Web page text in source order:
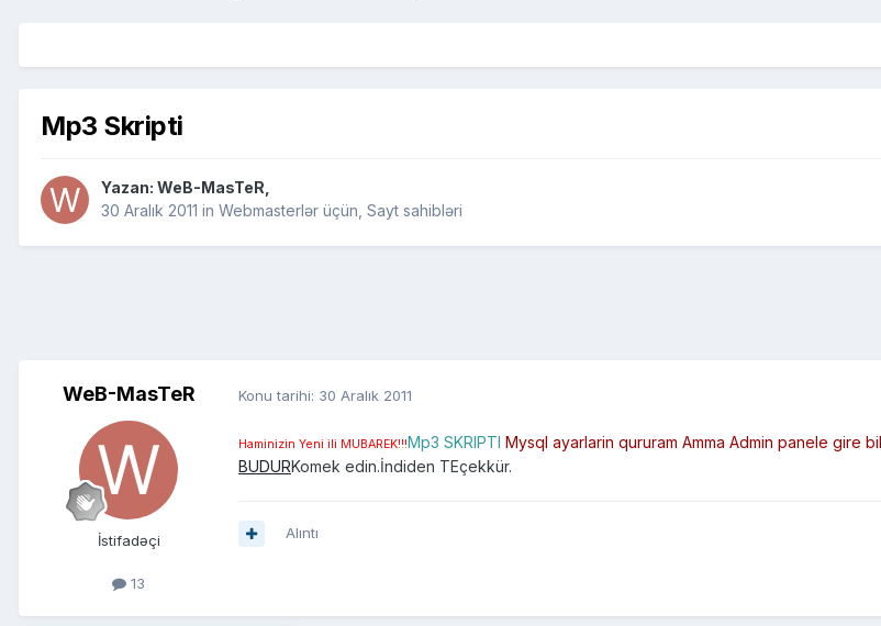
Mp3 Skripti
Yazan: WeB-MasTeR
30 Aralık 2011 in Webmasterlər üçün, Sayt sahibləri
WeB-MasTeR
İstifadəçi
13
Konu tarihi: 30 Aralık 2011
Haminizin Yeni ili MUBAREK!!!Mp3 SKRIPTI Mysql ayarlarin qururam Amma Admin panele gire
BUDURKomek edin.İndiden TEçekkür.
Alıntı